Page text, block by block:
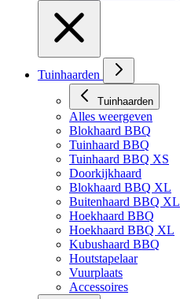
Tuinhaarden
Tuinhaarden
Alles weergeven
Blokhaard BBQ
Tuinhaard BBQ
Tuinhaard BBQ XS
Doorkijkhaard
Blokhaard BBQ XL
Buitenhaard BBQ XL
Hoekhaard BBQ
Hoekhaard BBQ XL
Kubushaard BBQ
Houtstapelaar
Vuurplaats
Accessoires